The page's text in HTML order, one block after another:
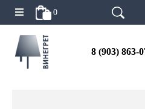
0
8 (903) 863-